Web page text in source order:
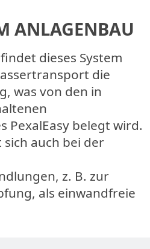
ANLAGENBAU
dieses System
die
was von den in
PexalEasy belegt wird.
sich auch bei der
z. B. zur
als einwandfreie